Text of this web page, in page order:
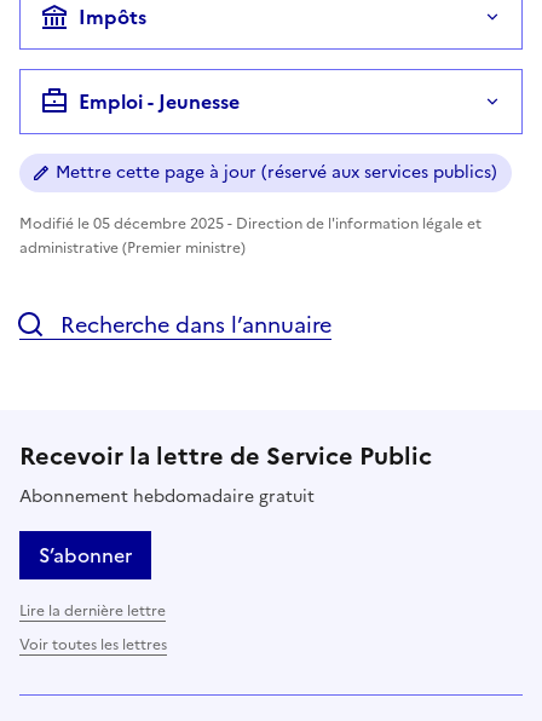
Impôts
Emploi - Jeunesse
Mettre cette page à jour (réservé aux services publics)
Modifié le 05 décembre 2025 - Direction de l'information légale et
administrative (Premier ministre)
Recherche dans l’annuaire
Recevoir la lettre de Service Public
Abonnement hebdomadaire gratuit
S’abonner
Lire la dernière lettre
Voir toutes les lettres